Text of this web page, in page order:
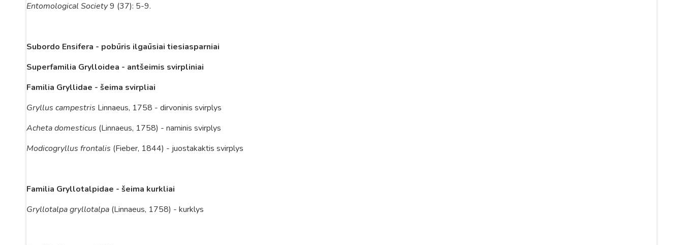
Entomological Society9 (37): 5-9.
Subordo Ensifera - pobūris ilgaūsiai tiesiasparniai
Superfamilia Grylloidea - antšeimis svirpliniai
Familia Gryllidae - šeima svirpliai
Gryllus campestris Linnaeus, 1758 - dirvoninis svirplys
Acheta domesticus (Linnaeus, 1758) - naminis svirplys
Modicogryllus frontalis (Fieber, 1844) - juostakaktis svirplys
Familia Gryllotalpidae - šeima kurkliai
Gryllotalpa gryllotalpa (Linnaeus, 1758) - kurklys